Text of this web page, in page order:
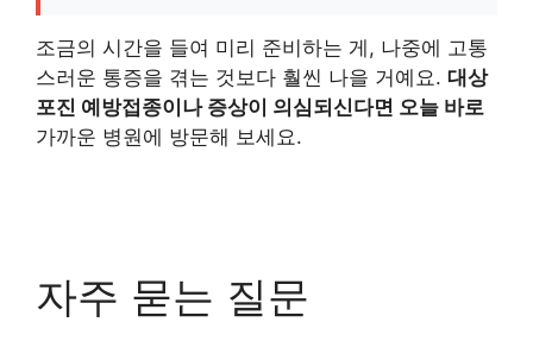
조금의 시간을 들여 미리 준비하는 게, 나중에 고통
스러운 통증을 겪는 것보다 훨씬 나을 거예요. 대상
포진 예방접종이나 증상이 의심되신다면 오늘 바로
가까운 병원에 방문해 보세요.
자주 묻는 질문